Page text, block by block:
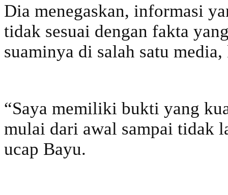
Dia menegaskan, informasi
tidak sesuai dengan fakta
suaminya di salah satu
“Saya memiliki bukti yang
mulai dari awal sampai tidak
ucap Bayu.